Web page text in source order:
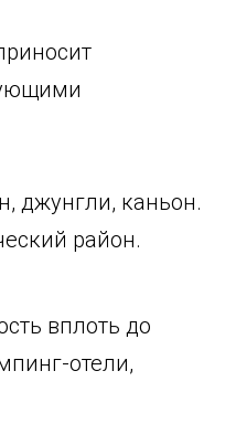
джунгли, каньон.
район.
вплоть до
отели,